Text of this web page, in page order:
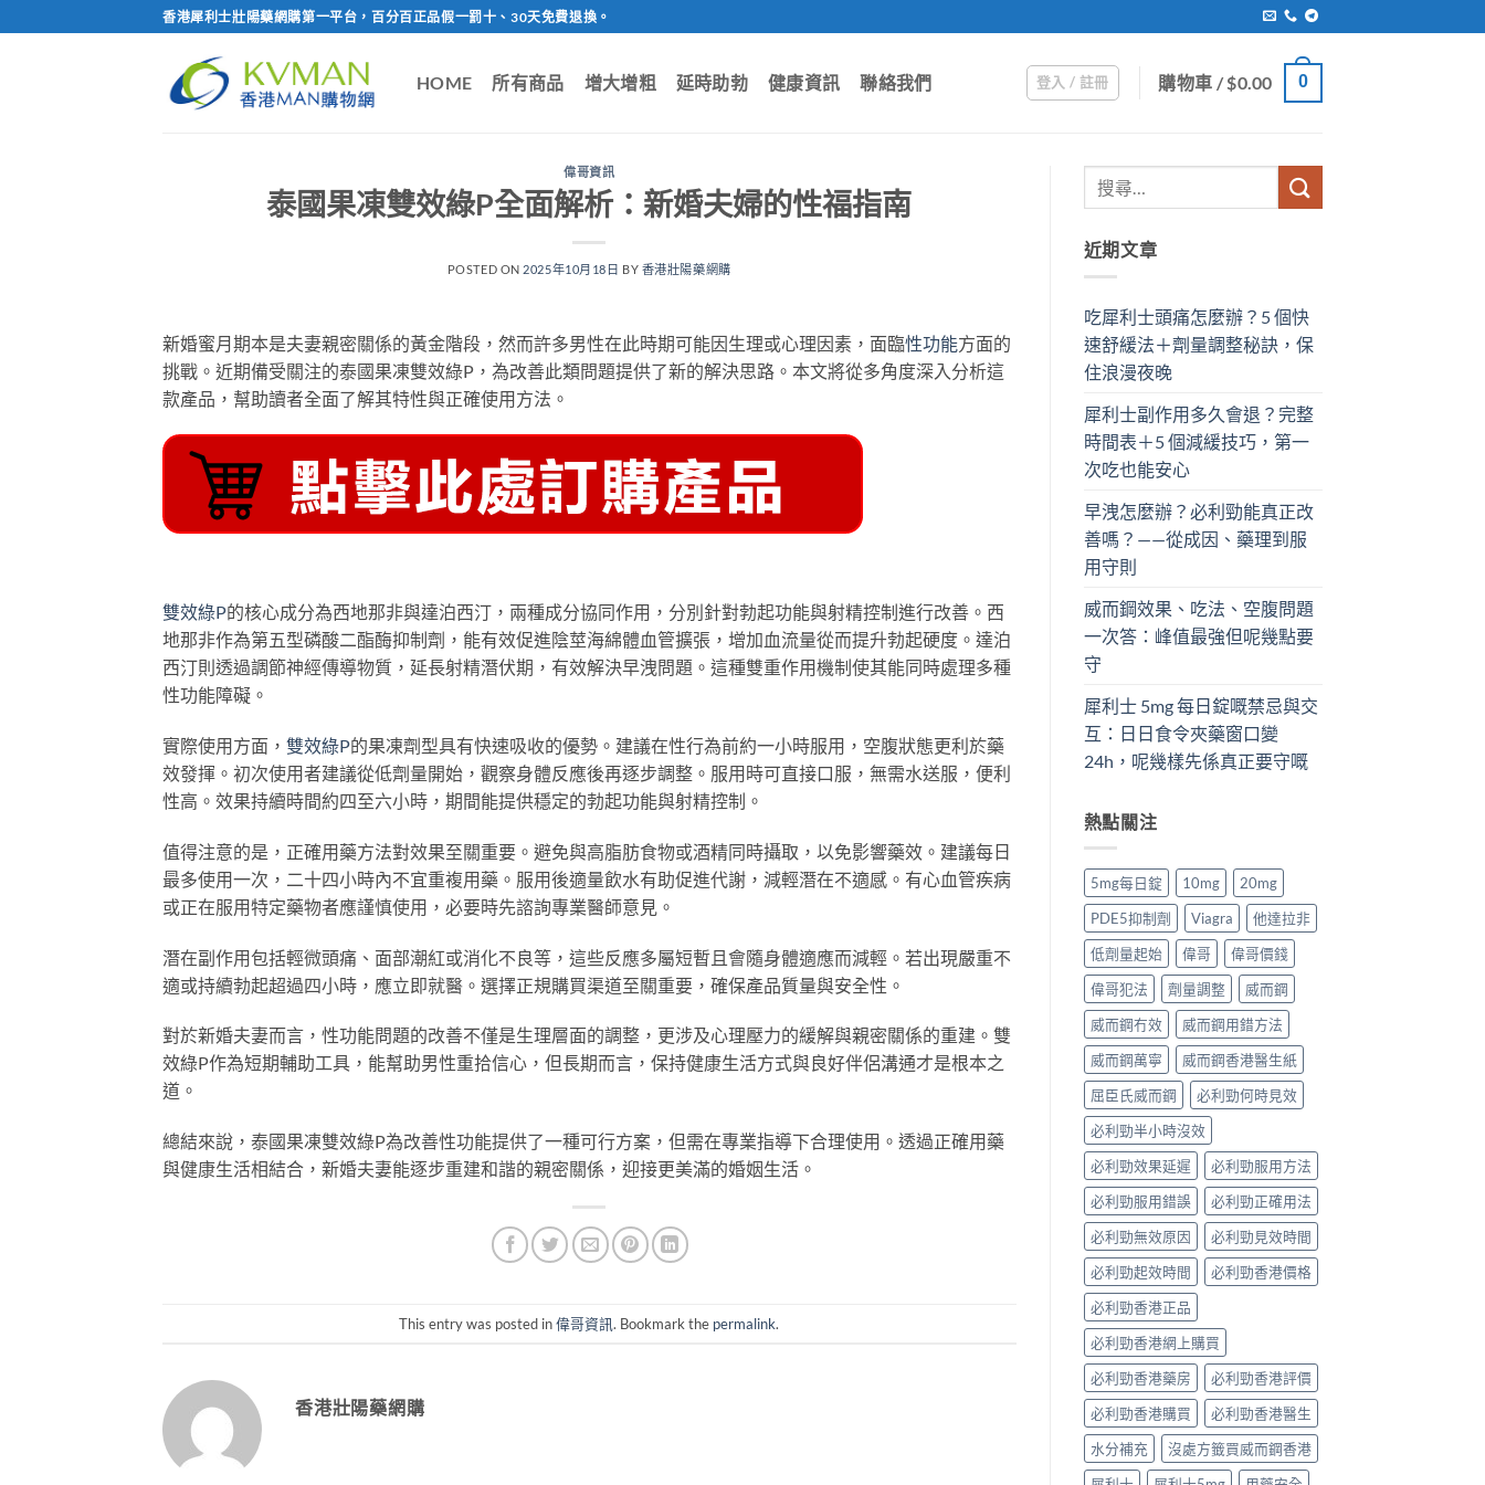
to
香港犀利士壯陽藥網購第一平台，百分百正品假一罰十、30天免費退換。
HOME 所有商品 增大增粗 延時助勃 健康資訊 聯絡我們 登入 / 註冊 購物車 /$0.00 0
偉哥資訊
泰國果凍雙效綠P全面解析：新婚夫婦的性福指南
POSTED ON 2025年10月18日 BY 香港壯陽藥網購
新婚蜜月期本是夫妻親密關係的黃金階段，然而許多男性在此時期可能因生理或心理因素，面臨性功能方面的
挑戰。近期備受關注的泰國果凍雙效綠P，為改善此類問題提供了新的解決思路。本文將從多角度深入分析這
款產品，幫助讀者全面了解其特性與正確使用方法。
雙效綠P的核心成分為西地那非與達泊西汀，兩種成分協同作用，分別針對勃起功能與射精控制進行改善。西
地那非作為第五型磷酸二酯酶抑制劑，能有效促進陰莖海綿體血管擴張，增加血流量從而提升勃起硬度。達泊
西汀則透過調節神經傳導物質，延長射精潛伏期，有效解決早洩問題。這種雙重作用機制使其能同時處理多種
性功能障礙。
實際使用方面， 雙效綠P的果凍劑型具有快速吸收的優勢。建議在性行為前約一小時服用，空腹狀態更利於藥
效發揮。初次使用者建議從低劑量開始，觀察身體反應後再逐步調整。服用時可直接口服，無需水送服，便利
性高。效果持續時間約四至六小時，期間能提供穩定的勃起功能與射精控制。
值得注意的是，正確用藥方法對效果至關重要。避免與高脂肪食物或酒精同時攝取，以免影響藥效。建議每日
最多使用一次，二十四小時內不宜重複用藥。服用後適量飲水有助促進代謝，減輕潛在不適感。有心血管疾病
或正在服用特定藥物者應謹慎使用，必要時先諮詢專業醫師意見。
潛在副作用包括輕微頭痛、面部潮紅或消化不良等，這些反應多屬短暫且會隨身體適應而減輕。若出現嚴重不
適或持續勃起超過四小時，應立即就醫。選擇正規購買渠道至關重要，確保產品質量與安全性。
對於新婚夫妻而言，性功能問題的改善不僅是生理層面的調整，更涉及心理壓力的緩解與親密關係的重建。雙
效綠P作為短期輔助工具，能幫助男性重拾信心，但長期而言，保持健康生活方式與良好伴侶溝通才是根本之
道。
總結來說，泰國果凍雙效綠P為改善性功能提供了一種可行方案，但需在專業指導下合理使用。透過正確用藥
與健康生活相結合，新婚夫妻能逐步重建和諧的親密關係，迎接更美滿的婚姻生活。
This entry was posted in偉哥資訊. Bookmark the permalink.
香港壯陽藥網購
近期文章
吃犀利士頭痛怎麼辦？5 個快
速舒緩法＋劑量調整秘訣，保
住浪漫夜晚
犀利士副作用多久會退？完整
時間表＋5 個減緩技巧，第一
次吃也能安心
早洩怎麼辦？必利勁能真正改
善嗎？——從成因、藥理到服
用守則
威而鋼效果、吃法、空腹問題
一次答：峰值最強但呢幾點要
守
犀利士 5mg 每日錠嘅禁忌與交
互：日日食令夾藥窗口變
24h，呢幾樣先係真正要守嘅
熱點關注
5mg每日錠 10mg
20mg
PDE5抑制劑
Viagra
他達拉非
低劑量起始
偉哥
偉哥價錢
偉哥犯法
劑量調整
威而鋼
威而鋼冇效
威而鋼用錯方法
威而鋼萬寧
威而鋼香港醫生紙
屈臣氏威而鋼
必利勁何時見效
必利勁半小時沒效
必利勁效果延遲
必利勁服用方法
必利勁服用錯誤
必利勁正確用法
必利勁無效原因
必利勁見效時間
必利勁起效時間
必利勁香港價格
必利勁香港正品
必利勁香港網上購買
必利勁香港藥房
必利勁香港評價
必利勁香港購買
必利勁香港醫生
水分補充
沒處方籤買威而鋼香港